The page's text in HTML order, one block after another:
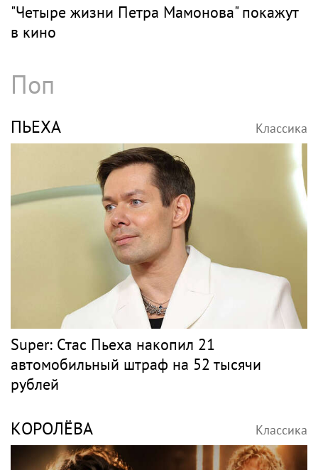
"Четыре жизни Петра Мамонова" покажут
в кино
Поп
ПЬЕХА Классика
Super: Стас Пьеха накопил 21
автомобильный штраф на 52 тысячи
рублей
КОРОЛЁВА Классика